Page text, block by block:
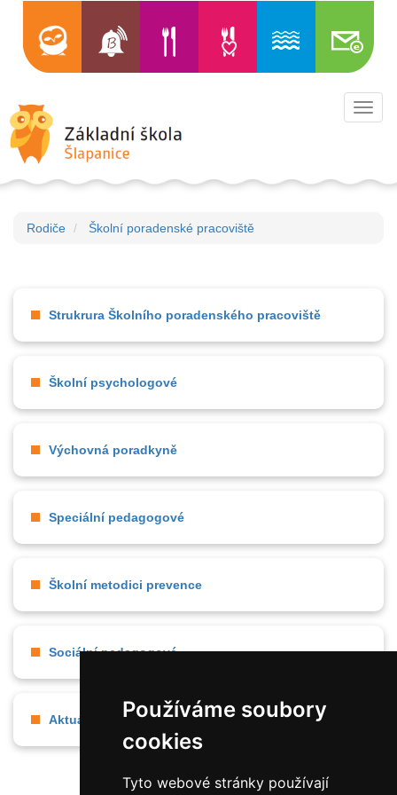
Používáme soubory
cookies
Tyto webové stránky používají
Rodiče Školní poradenské pracoviště
Strukrura Školního poradenského pracoviště
Školní psychologové
Výchovná poradkyně
Speciální pedagogové
Školní metodici prevence
Sociální pedagogové
Aktuálně